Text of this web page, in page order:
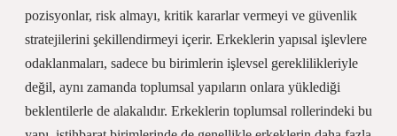
pozisyonlar, risk almayı, kritik kararlar vermeyi ve güvenlik
stratejilerini şekillendirmeyi içerir. Erkeklerin yapısal işlevlere
odaklanmaları, sadece bu birimlerin işlevsel gereklilikleriyle
değil, aynı zamanda toplumsal yapıların onlara yüklediği
beklentilerle de alakalıdır. Erkeklerin toplumsal rollerindeki bu